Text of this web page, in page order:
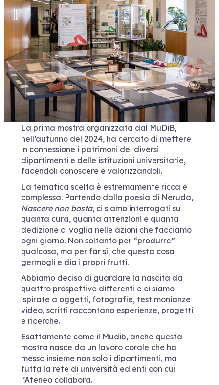
La prima mostra organizzata dal MuDiB,
nell’autunno del 2024, ha cercato di mettere
in connessione i patrimoni dei diversi
dipartimenti e delle istituzioni universitarie,
facendoli conoscere e valorizzandoli.
La tematica scelta è estremamente ricca e
complessa. Partendo dalla poesia di Neruda,
Nascere non basta, ci siamo interrogati su
quanta cura, quanta attenzioni e quanta
dedizione ci voglia nelle azioni che facciamo
ogni giorno. Non soltanto per “produrre”
qualcosa, ma per far sì, che questa cosa
germogli e dia i propri frutti.
Abbiamo deciso di guardare la nascita da
quattro prospettive differenti e ci siamo
ispirate a oggetti, fotografie, testimonianze
video, scritti raccontano esperienze, progetti
e ricerche.
Esattamente come il Mudib, anche questa
mostra nasce da un lavoro corale che ha
messo insieme non solo i dipartimenti, ma
tutta la rete di università ed enti con cui
l’Ateneo collabora.